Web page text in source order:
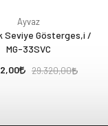
Ayvaz
Seviye Gösterges,i /
MG-33SVC
29.320,00